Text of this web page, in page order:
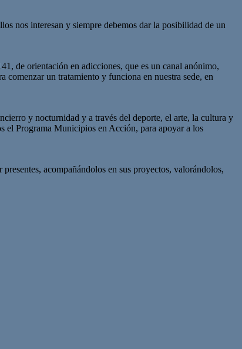
nos interesan y siempre debemos dar la posibilidad de un
de orientación en adicciones, que es un canal anónimo,
un tratamiento y funciona en nuestra sede, en
y nocturnidad y a través del deporte, el arte, la cultura y
el Programa Municipios en Acción, para apoyar a los
acompañándolos en sus proyectos, valorándolos,